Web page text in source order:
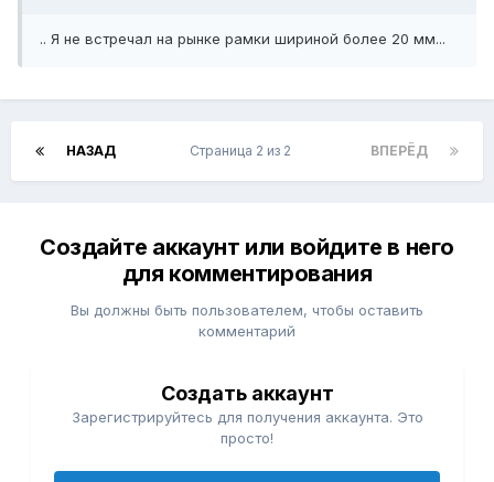
.. Я не встречал на рынке рамки шириной более 20 мм...
НАЗАД ВПЕРЁД
Страница 2 из 2
Создайте аккаунт или войдите в него
для комментирования
Вы должны быть пользователем, чтобы оставить
комментарий
Создать аккаунт
Зарегистрируйтесь для получения аккаунта. Это
просто!